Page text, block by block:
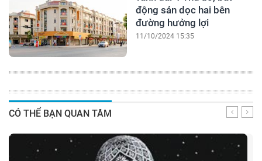
động sản dọc hai bên
đường hưởng lợi
11/10/2024 15:35
CÓ THỂ BẠN QUAN TÂM